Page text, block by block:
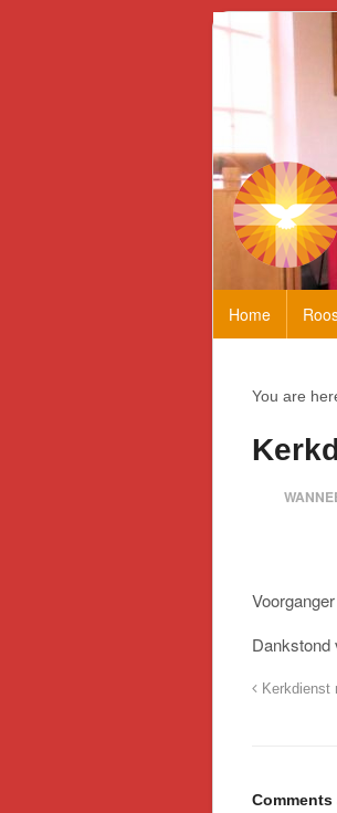
Home
You are
Dankstond
Kerkdienst
Comments